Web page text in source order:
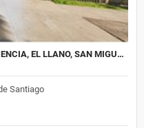
EL LLANO, SAN MIGU…
Santiago